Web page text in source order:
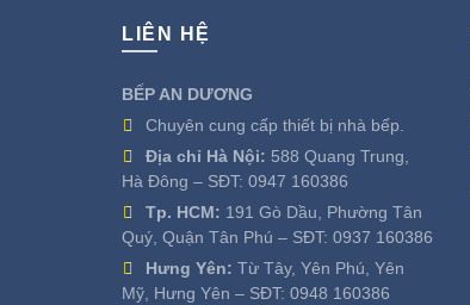
LIÊN HỆ
BẾP AN DƯƠNG
Chuyên cung cấp thiết bị nhà bếp.
Địa chỉ Hà Nội: 588 Quang Trung,
Hà Đông – SĐT: 0947 160386
Tp. HCM: 191 Gò Dầu, Phường Tân
Quý, Quận Tân Phú – SĐT: 0937 160386
Hưng Yên: Từ Tây, Yên Phú, Yên
Mỹ, Hưng Yên – SĐT: 0948 160386